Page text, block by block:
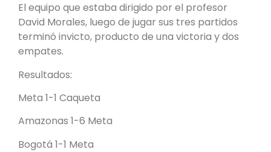
El equipo que estaba dirigido por el profesor
David Morales, luego de jugar sus tres partidos
terminó invicto, producto de una victoria y dos
empates.
Resultados:
Meta 1-1 Caqueta
Amazonas 1-6 Meta
Bogotá 1-1 Meta